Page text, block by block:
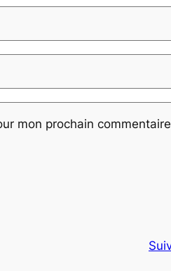
mon prochain